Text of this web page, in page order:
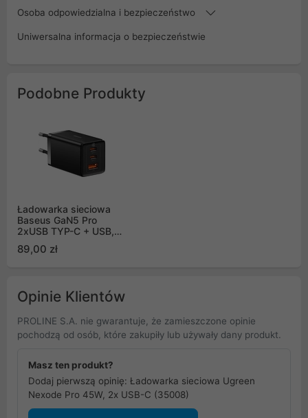
Osoba odpowiedzialna i bezpieczeństwo
Uniwersalna informacja o bezpieczeństwie
Podobne Produkty
Ładowarka sieciowa
Baseus GaN5 Pro
2xUSB TYP-C + USB,
(CCGP120201)
89,00 zł
Opinie Klientów
PROLINE S.A. nie gwarantuje, że zamieszczone opinie
pochodzą od osób, które zakupiły lub używały dany produkt.
Masz ten produkt?
Dodaj pierwszą opinię: Ładowarka sieciowa Ugreen
Nexode Pro 45W, 2x USB-C (35008)